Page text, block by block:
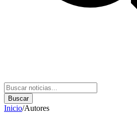
Buscar
Inicio/Autores